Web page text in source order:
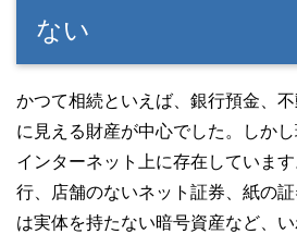
ない
かつて相続といえば、銀行預金、
に見える財産が中心でした。しか
インターネット上に存在していま
行、店舗のないネット証券、紙の
は実体を持たない暗号資産など、い